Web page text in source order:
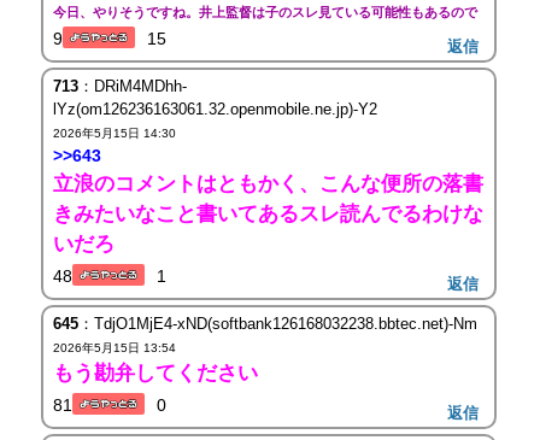
今日、やりそうですね。井上監督は子のスレ見ている可能性もあるので
9 15 返信
713：DRiM4MDhh-
lYz(om126236163061.32.openmobile.ne.jp)-Y2
2026年5月15日 14:30
>>643
立浪のコメントはともかく、こんな便所の落書
きみたいなこと書いてあるスレ読んでるわけな
いだろ
48 1 返信
645：TdjO1MjE4-xND(softbank126168032238.bbtec.net)-Nm
2026年5月15日 13:54
もう勘弁してください
81 0 返信